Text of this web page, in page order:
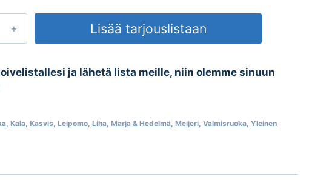
Lisää tarjouslistaan
ja lähetä lista meille, niin olemme sinuun
, Kala, Kasvis Leipomo, Liha, Marja & Hedelmä, Meijeri, Valmisruoka, Yleinen